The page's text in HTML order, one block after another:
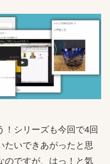
！シリーズも今回で4回
たいできあがったと思
のですが、はっ！と気